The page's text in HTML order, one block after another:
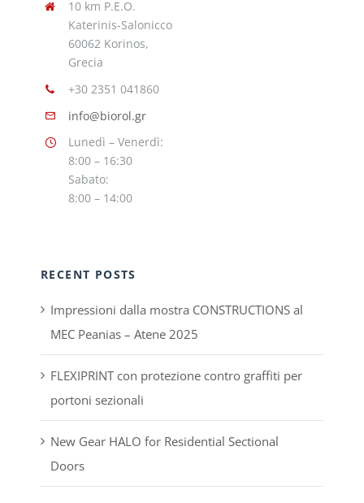
10 km P.E.O.
Katerinis-Salonicco
60062 Korinos,
Grecia
+30 2351 041860
info@biorol.gr
Lunedì – Venerdì:
8:00 – 16:30
Sabato:
8:00 – 14:00
RECENT POSTS
Impressioni dalla mostra CONSTRUCTIONS al
MEC Peanias – Atene 2025
FLEXIPRINT con protezione contro graffiti per
portoni sezionali
New Gear HALO for Residential Sectional
Doors